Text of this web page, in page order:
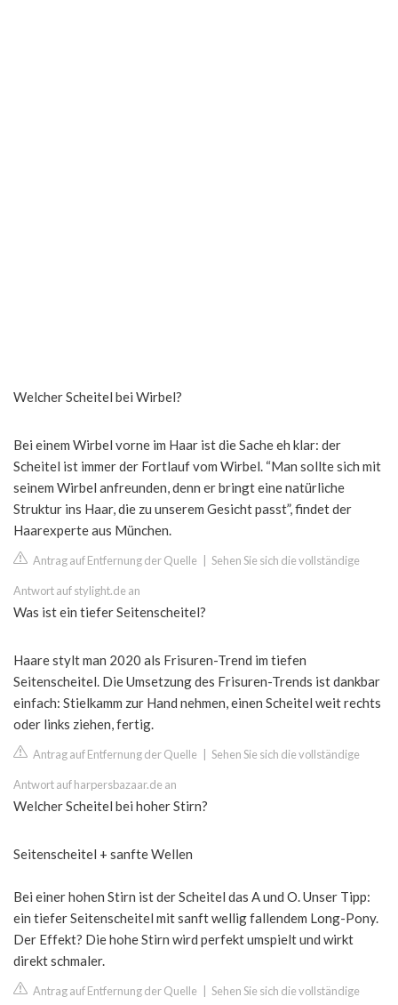
Welcher Scheitel bei Wirbel?
Bei einem Wirbel vorne im Haar ist die Sache eh klar: der
Scheitel ist immer der Fortlauf vom Wirbel. “Man sollte sich mit
seinem Wirbel anfreunden, denn er bringt eine natürliche
Struktur ins Haar, die zu unserem Gesicht passt”, findet der
Haarexperte aus München.
Antrag auf Entfernung der Quelle Sehen Sie sich die vollständige
Antwort auf stylight.de an
Was ist ein tiefer Seitenscheitel?
Haare stylt man 2020 als Frisuren-Trend im tiefen
Seitenscheitel. Die Umsetzung des Frisuren-Trends ist dankbar
einfach: Stielkamm zur Hand nehmen, einen Scheitel weit rechts
oder links ziehen, fertig.
Antrag auf Entfernung der Quelle Sehen Sie sich die vollständige
Antwort auf harpersbazaar.de an
Welcher Scheitel bei hoher Stirn?
Seitenscheitel + sanfte Wellen
Bei einer hohen Stirn ist der Scheitel das A und O. Unser Tipp:
ein tiefer Seitenscheitel mit sanft wellig fallendem Long-Pony.
Der Effekt? Die hohe Stirn wird perfekt umspielt und wirkt
direkt schmaler.
Antrag auf Entfernung der Quelle Sehen Sie sich die vollständige